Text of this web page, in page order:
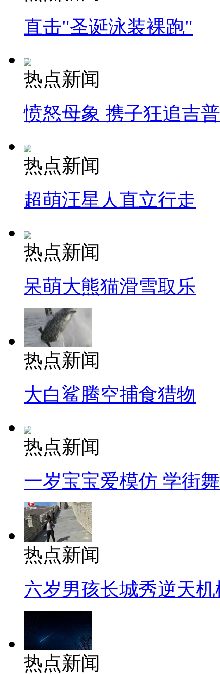
直击"圣诞泳装裸跑"
热点新闻
愤怒母象 携子狂追吉
热点新闻
超萌汪星人直立行走
热点新闻
呆萌大熊猫滑雪取乐
热点新闻
大白鲨腾空捕食猎物
热点新闻
一岁宝宝爱模仿 学街
热点新闻
六岁男孩长城秀逆天机
热点新闻